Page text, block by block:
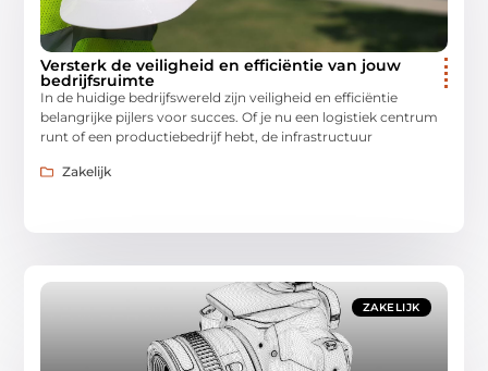
Versterk de veiligheid en efficiëntie van jouw
bedrijfsruimte
In de huidige bedrijfswereld zijn veiligheid en efficiëntie
belangrijke pijlers voor succes. Of je nu een logistiek centrum
runt of een productiebedrijf hebt, de infrastructuur
Zakelijk
ZAKELIJK